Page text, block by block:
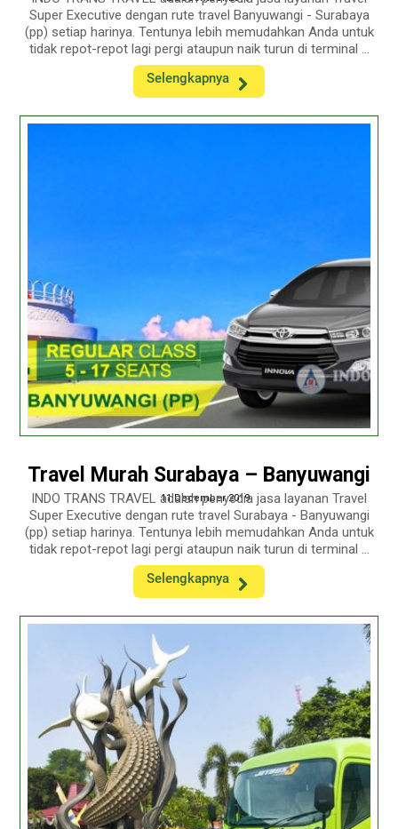
Super Executive dengan rute travel Banyuwangi - Surabaya
(pp) setiap harinya. Tentunya lebih memudahkan Anda untuk
tidak repot-repot lagi pergi ataupun naik turun di terminal ...
Selengkapnya
Travel Murah Surabaya – Banyuwangi
11 December 2019
INDO TRANS TRAVEL adalah penyedia jasa layanan Travel
Super Executive dengan rute travel Surabaya - Banyuwangi
(pp) setiap harinya. Tentunya lebih memudahkan Anda untuk
tidak repot-repot lagi pergi ataupun naik turun di terminal ...
Selengkapnya